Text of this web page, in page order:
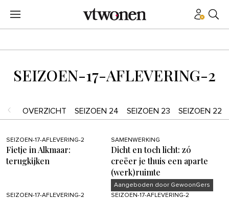
SEIZOEN-17-AFLEVERING-2
OVERZICHT SEIZOEN 24 SEIZOEN 23 SEIZOEN 22
SEIZOEN-17-AFLEVERING-2
Fietje in Alkmaar:
terugkijken
SAMENWERKING
Dicht en toch licht: zó
creëer je thuis een aparte
(werk)ruimte
Aangeboden door GewoonGers
SEIZOEN-17-AFLEVERING-2
SEIZOEN-17-AFLEVERING-2